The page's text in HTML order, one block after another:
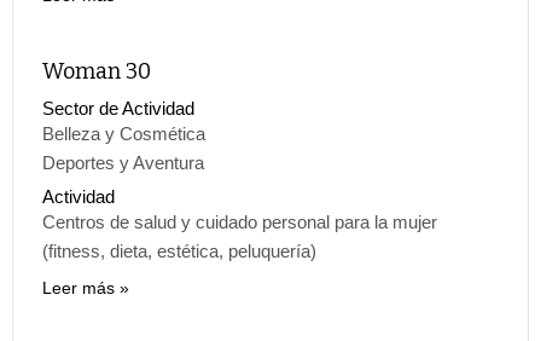
Woman 30
Sector de Actividad
Belleza y Cosmética
Deportes y Aventura
Actividad
Centros de salud y cuidado personal para la mujer
(fitness, dieta, estética, peluquería)
Leer más